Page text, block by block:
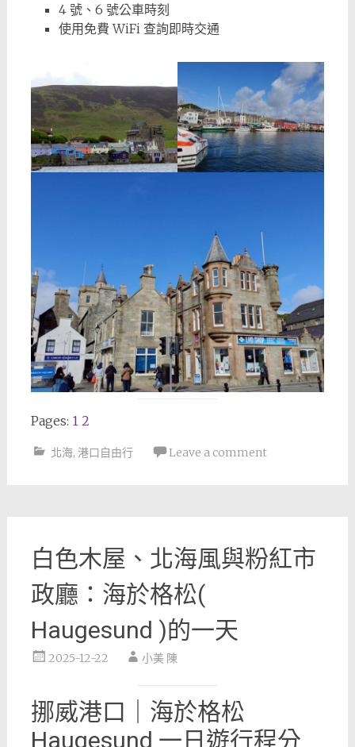
4 號、6 號公車時刻
使用免費 WiFi 查詢即時交通
Pages: 1 2
北海, 港口自由行 Leave a comment
白色木屋、北海風與粉紅市
政廳：海於格松(
Haugesund )的一天
2025-12-22 小美 陳
挪威港口｜海於格松
Haugesund 一日遊行程分